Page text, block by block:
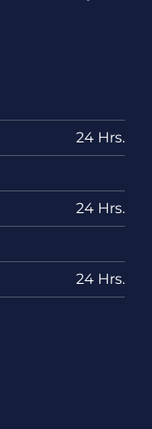
24 Hrs.
24 Hrs.
24 Hrs.